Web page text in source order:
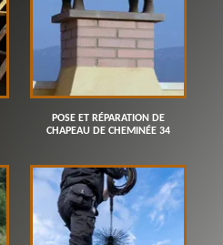
POSE ET RÉPARATION DE
CHAPEAU DE CHEMINÉE 34